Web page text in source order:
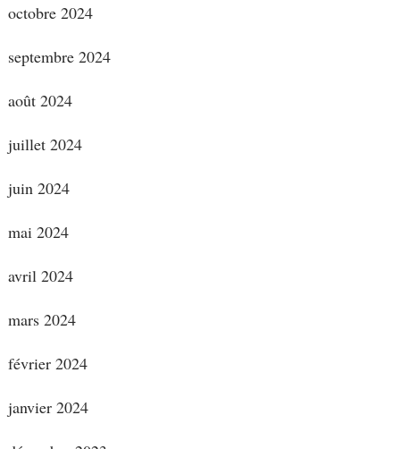
octobre 2024
septembre 2024
août 2024
juillet 2024
juin 2024
mai 2024
avril 2024
mars 2024
février 2024
janvier 2024